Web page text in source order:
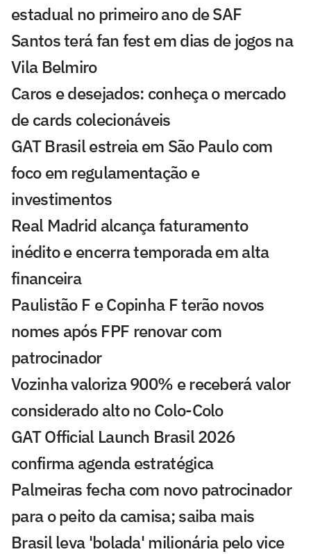
estadual no primeiro ano de SAF
Santos terá fan fest em dias de jogos na
Vila Belmiro
Caros e desejados: conheça o mercado
de cards colecionáveis
GAT Brasil estreia em São Paulo com
foco em regulamentação e
investimentos
Real Madrid alcança faturamento
inédito e encerra temporada em alta
financeira
Paulistão F e Copinha F terão novos
nomes após FPF renovar com
patrocinador
Vozinha valoriza 900% e receberá valor
considerado alto no Colo-Colo
GAT Official Launch Brasil 2026
confirma agenda estratégica
Palmeiras fecha com novo patrocinador
para o peito da camisa; saiba mais
Brasil leva 'bolada' milionária pelo vice